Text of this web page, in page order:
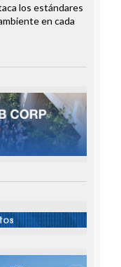
los estándares
en cada